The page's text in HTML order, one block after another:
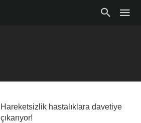
Hareketsizlik hastalıklara davetiye
çıkarıyor!